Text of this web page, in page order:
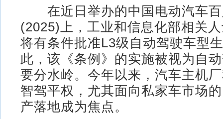
在近日举办的中国电动汽车百
(2025)上，工业和信息化部相关
将有条件批准L3级自动驾驶车型
此，该《条例》的实施被视为自
要分水岭。今年以来，汽车主机
智驾平权，尤其面向私家车市场
产落地成为焦点。